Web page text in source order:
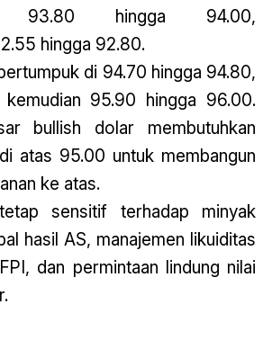
93.80 hingga 94.00,
hingga 92.80.
di 94.70 hingga 94.80,
95.90 hingga 96.00.
bullish dolar membutuhkan
atas 95.00 untuk membangun
ke atas.
sensitif terhadap minyak
hasil AS, manajemen likuiditas
dan permintaan lindung nilai